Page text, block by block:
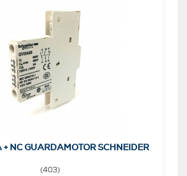
+ NC GUARDAMOTOR SCHNEIDER
(403)